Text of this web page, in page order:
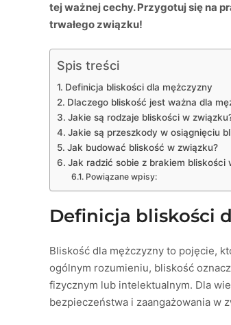
tej ważnej cechy. Przygotuj się na
trwałego związku!
Spis treści
Definicja bliskości dla mężczyzny
Dlaczego bliskość jest ważna dla
Jakie są rodzaje bliskości w
Jakie są przeszkody w osiągnięciu
Jak budować bliskość w związku?
Jak radzić sobie z brakiem bliskości
Powiązane wpisy:
Definicja bliskości
Bliskość dla mężczyzny to pojęcie,
ogólnym rozumieniu, bliskość
fizycznym lub intelektualnym. Dla
bezpieczeństwa i zaangażowania w